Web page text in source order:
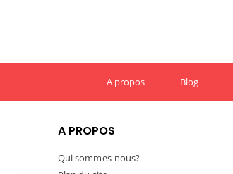
A propos Blog
A PROPOS
Qui sommes-nous?